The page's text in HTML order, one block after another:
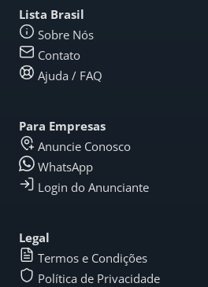
Lista Brasil
Sobre Nós
Contato
Ajuda / FAQ
Para Empresas
Anuncie Conosco
WhatsApp
Login do Anunciante
Legal
Termos e Condições
Política de Privacidade